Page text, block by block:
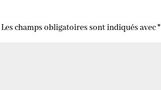
Les champs obligatoires sont indiqués avec*